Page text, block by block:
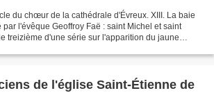
du chœur de la cathédrale d'Évreux. XIII. La baie
par l'évêque Geoffroy Faë : saint Michel et saint
treizième d'une série sur l'apparition du jaune
de l'église Saint-Étienne de